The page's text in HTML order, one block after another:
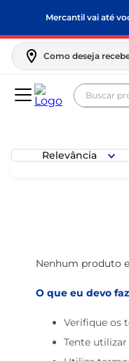
Mercantil vai até
Como deseja
Buscar
Relevância
Nenhum produto
O que eu devo
Verifique os
Tente
frango
leite pó
macarrão